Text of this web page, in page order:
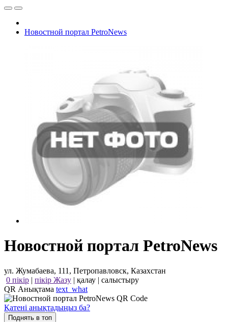
Новостной портал PetroNews
Новостной портал PetroNews
ул. Жумабаева, 111, Петропавловск, Казахстан
0 пікір | пікір Жазу | қалау | салыстыру
QR Анықтама text_what
Қатені анықтадыңыз ба?
Поднять в топ